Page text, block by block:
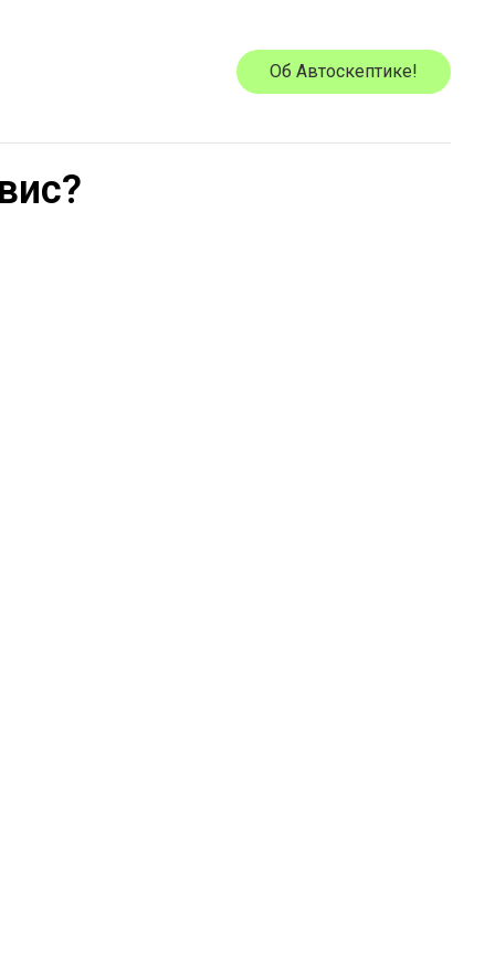
Об Автоскептике!